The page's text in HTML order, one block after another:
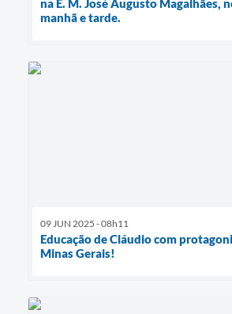
na E. M. José Augusto Magalhães,
manhã e tarde.
09 JUN 2025 - 08h11
Educação de Cláudio com
Minas Gerais!